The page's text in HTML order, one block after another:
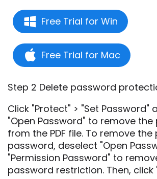
Free Trial for Win
Free Trial for Mac
Step 2 Delete password
Click "Protect" > "Set Password"
"Open Password" to remove
from the PDF file. To remove the
password, deselect "Open
"Permission Password" to
password restriction. Then, click